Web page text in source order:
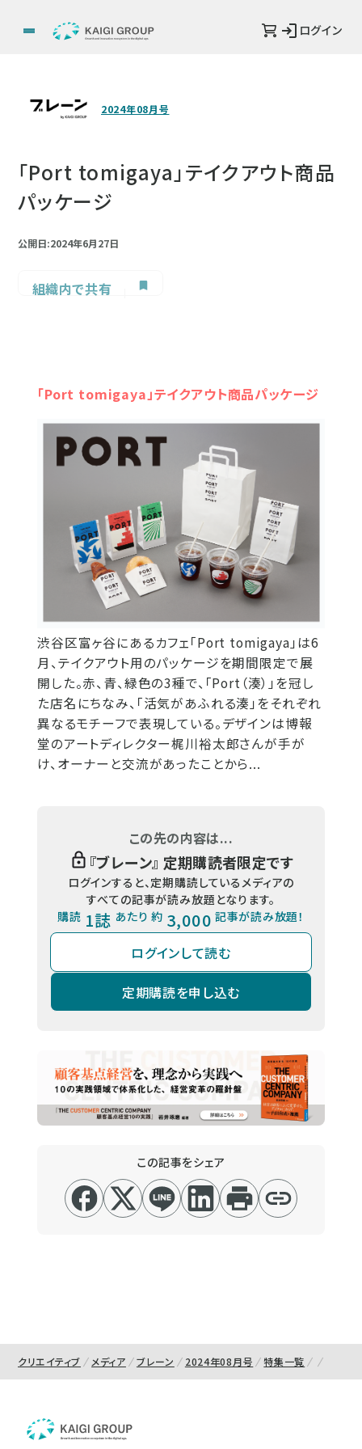
ログイン
2024年08月号
「Port tomigaya」テイクアウト商品
パッケージ
公開日:2024年6月27日
組織内で共有
「Port tomigaya」テイクアウト商品パッケージ
渋谷区富ヶ谷にあるカフェ「Port tomigaya」は6
月、テイクアウト用のパッケージを期間限定で展
開した。赤、青、緑色の3種で、「Port（湊）」を冠し
た店名にちなみ、「活気があふれる湊」をそれぞれ
異なるモチーフで表現している。デザインは博報
堂のアートディレクター梶川裕太郎さんが手が
け、オーナーと交流があったことから...
この先の内容は...
『ブレーン』 定期購読者限定です
ログインすると、定期購読しているメディアの
すべての記事が読み放題となります。
購読 1誌 あたり 約 3,000 記事が読み放題！
ログインして読む
定期購読を申し込む
この記事をシェア
クリエイティブ メディア ブレーン 2024年08月号 特集一覧